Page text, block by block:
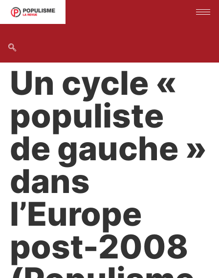
Un cycle «
populiste
de gauche »
dans
l’Europe
post-2008